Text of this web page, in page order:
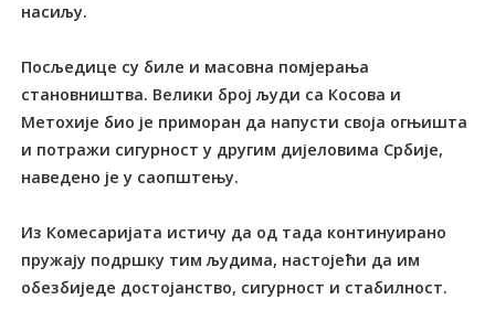
насиљу.
Посљедице су биле и масовна помјерања
становништва. Велики број људи са Косова и
Метохије био је приморан да напусти своја огњишта
и потражи сигурност у другим дијеловима Србије,
наведено је у саопштењу.
Из Комесаријата истичу да од тада континуирано
пружају подршку тим људима, настојећи да им
обезбиједе достојанство, сигурност и стабилност.